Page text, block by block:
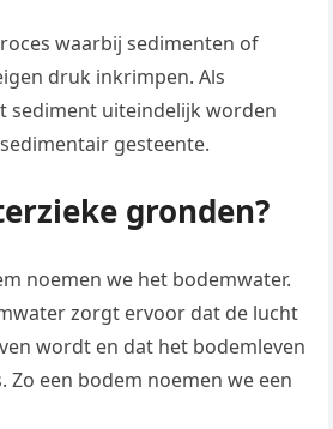
waarbij sedimenten of
druk inkrimpen. Als
sediment uiteindelijk worden
gesteente.
gronden?
noemen we het bodemwater.
zorgt ervoor dat de lucht
wordt en dat het bodemleven
Zo een bodem noemen we een